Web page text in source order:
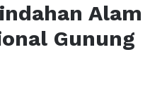
Alam
Gunung